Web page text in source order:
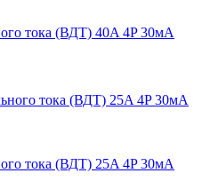
тока (ВДТ) 40A 4P 30мА
тока (ВДТ) 25A 4P 30мА